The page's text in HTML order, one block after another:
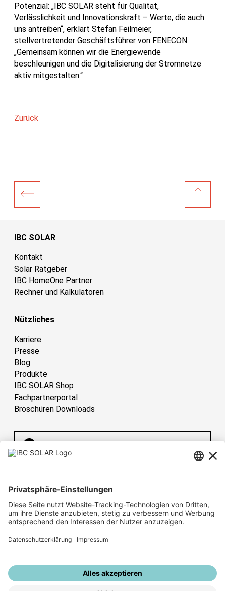
Potenzial: „IBC SOLAR steht für Qualität,
Verlässlichkeit und Innovationskraft – Werte, die auch
uns antreiben“, erklärt Stefan Feilmeier,
stellvertretender Geschäftsführer von FENECON.
„Gemeinsam können wir die Energiewende
beschleunigen und die Digitalisierung der Stromnetze
aktiv mitgestalten.“
Zurück
IBC SOLAR
Kontakt
Solar Ratgeber
IBC HomeOne Partner
Rechner und Kalkulatoren
Nützliches
Karriere
Presse
Blog
Produkte
IBC SOLAR Shop
Fachpartnerportal
Broschüren Downloads
Have sun!